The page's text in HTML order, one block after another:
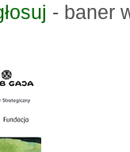
- baner